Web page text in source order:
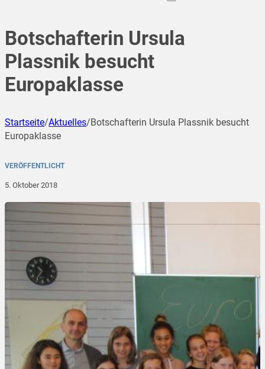
Botschafterin Ursula
Plassnik besucht
Europaklasse
Startseite/Aktuelles/Botschafterin Ursula Plassnik besucht
Europaklasse
VERÖFFENTLICHT
5. Oktober 2018